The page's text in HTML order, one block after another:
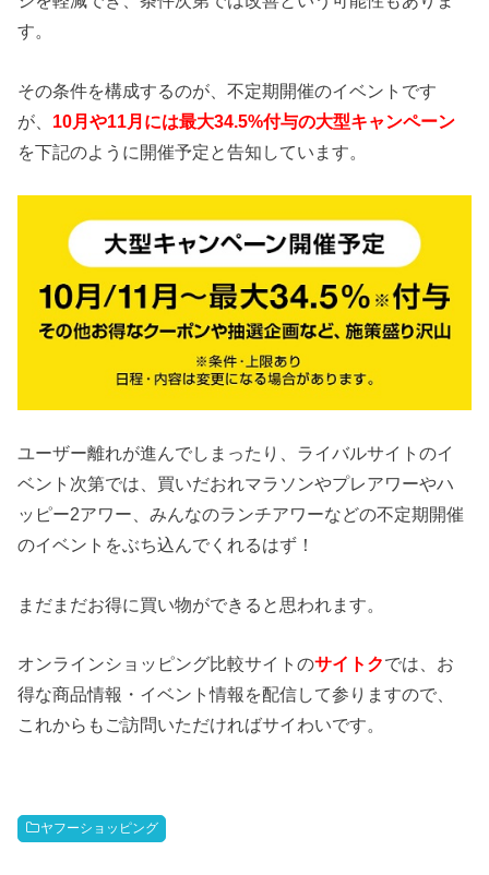
す。
その条件を構成するのが、不定期開催のイベントです
が、 10月や11月には最大34.5%付与の大型キャンペーン
を下記のように開催予定と告知しています。
ユーザー離れが進んでしまったり、ライバルサイトのイ
ベント次第では、買いだおれマラソンやプレアワーやハ
ッピー2アワー、みんなのランチアワーなどの不定期開催
のイベントをぶち込んでくれるはず！
まだまだお得に買い物ができると思われます。
オンラインショッピング比較サイトのサイトクでは、お
得な商品情報・イベント情報を配信して参りますので、
これからもご訪問いただければサイわいです。
ヤフーショッピング